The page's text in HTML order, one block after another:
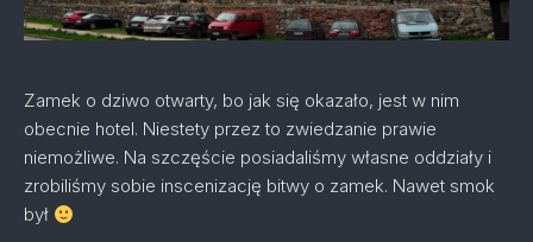
Zamek o dziwo otwarty, bo jak się okazało, jest w nim
obecnie hotel. Niestety przez to zwiedzanie prawie
niemożliwe. Na szczęście posiadaliśmy własne oddziały i
zrobiliśmy sobie inscenizację bitwy o zamek. Nawet smok
był